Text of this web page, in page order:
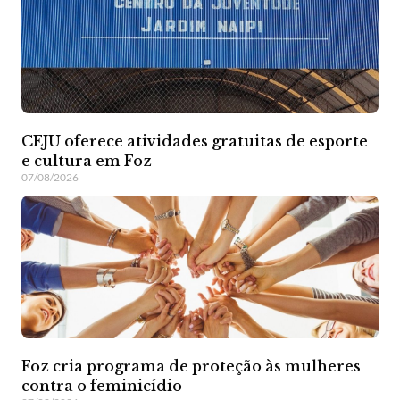
CEJU oferece atividades gratuitas de esporte
e cultura em Foz
07/08/2026
Foz cria programa de proteção às mulheres
contra o feminicídio